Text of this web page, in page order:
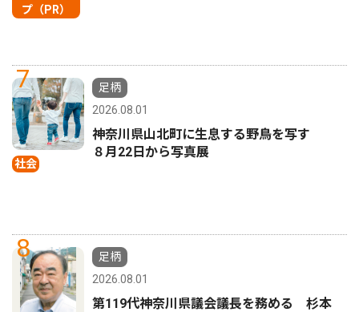
プ（PR）
7
社会
足柄
2026.08.01
神奈川県山北町に生息する野鳥を写す
８月22日から写真展
8
足柄
2026.08.01
第119代神奈川県議会議長を務める 杉本